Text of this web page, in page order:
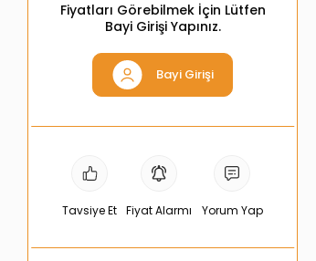
Fiyatları Görebilmek İçin Lütfen
Bayi Girişi Yapınız.
Bayi Girişi
Tavsiye Et Fiyat Alarmı Yorum Yap